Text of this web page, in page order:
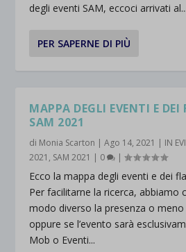
degli eventi SAM, eccoci arrivati al...
PER SAPERNE DI PIÙ
MAPPA DEGLI EVENTI E DEI
SAM 2021
di Monia Scarton |Ago 14, 2021 | IN
2021 , SAM 2021 | 0 |
Ecco la mappa degli eventi e dei
Per facilitarne la ricerca, abbiamo
modo diverso la presenza o
oppure se l’evento sarà
Mob o Eventi...